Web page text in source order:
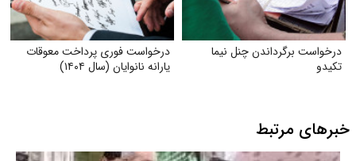
درخواست برگرداندن چنل نیما
تکیدو
درخواست فوری پرداخت معوقات
یارانه نانوایان (سال ۱۴۰۴)
خبرهای مرتبط